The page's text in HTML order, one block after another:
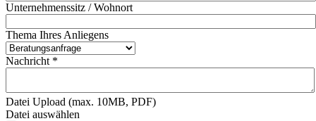
Unternehmenssitz / Wohnort
Thema Ihres Anliegens
Nachricht *
Datei Upload (max. 10MB, PDF)
Datei auswählen